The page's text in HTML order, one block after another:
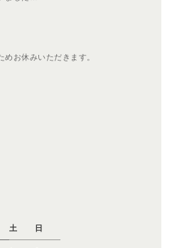
お休みいただきます。
土 日